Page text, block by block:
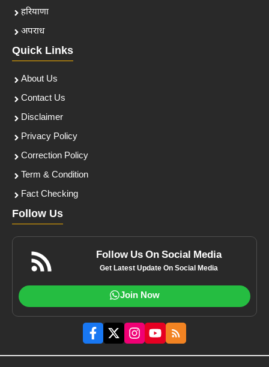
हरियाणा
अपराध
Quick Links
About Us
Contact Us
Disclaimer
Privacy Policy
Correction Policy
Term & Condition
Fact Checking
Follow Us
Follow Us On Social Media
Get Latest Update On Social Media
Join Now